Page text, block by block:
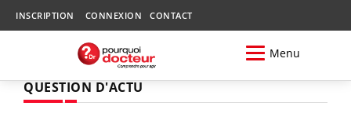
INSCRIPTION CONNEXION CONTACT
Menu
QUESTION D'ACTU